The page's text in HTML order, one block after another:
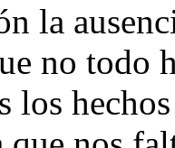
la
no todo
los